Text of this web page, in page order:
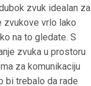
zvuk idealan za
zvukove vrlo lako
na to gledate. S
zvuka u prostoru
za komunikaciju
bi trebalo da rade